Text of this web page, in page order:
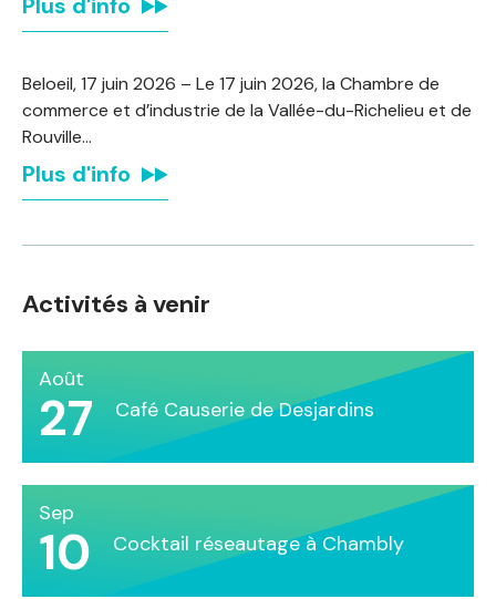
Plus d'info
Beloeil, 17 juin 2026 – Le 17 juin 2026, la Chambre de
commerce et d’industrie de la Vallée-du-Richelieu et de
Rouville…
Plus d'info
Activités à venir
Août
27 Café Causerie de Desjardins
Sep
10 Cocktail réseautage à Chambly